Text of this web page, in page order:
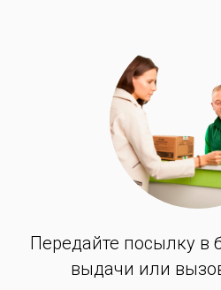
Передайте посылку в
выдачи или